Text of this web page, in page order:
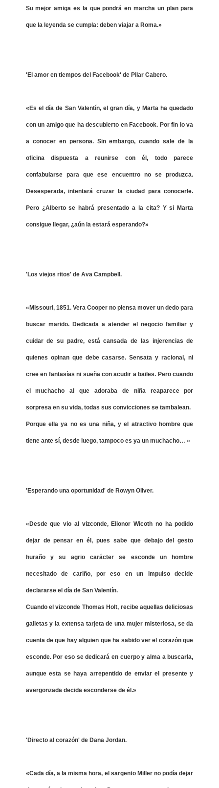
Su mejor amiga es la que pondrá en marcha un plan para
que la leyenda se cumpla: deben viajar a Roma.»
'El amor en tiempos del Facebook' de Pilar Cabero.
«Es el día de San Valentín, el gran día, y Marta ha quedado
con un amigo que ha descubierto en Facebook. Por fin lo va
a conocer en persona. Sin embargo, cuando sale de la
oficina dispuesta a reunirse con él, todo parece
confabularse para que ese encuentro no se produzca.
Desesperada, intentará cruzar la ciudad para conocerle.
Pero ¿Alberto se habrá presentado a la cita? Y si Marta
consigue llegar, ¿aún la estará esperando?»
'Los viejos ritos' de Ava Campbell.
«Missouri, 1851. Vera Cooper no piensa mover un dedo para
buscar marido. Dedicada a atender el negocio familiar y
cuidar de su padre, está cansada de las injerencias de
quienes opinan que debe casarse. Sensata y racional, ni
cree en fantasías ni sueña con acudir a bailes. Pero cuando
el muchacho al que adoraba de niña reaparece por
sorpresa en su vida, todas sus convicciones se tambalean.
Porque ella ya no es una niña, y el atractivo hombre que
tiene ante sí, desde luego, tampoco es ya un muchacho… »
'Esperando una oportunidad' de Rowyn Oliver.
«Desde que vio al vizconde, Elionor Wicoth no ha podido
dejar de pensar en él, pues sabe que debajo del gesto
huraño y su agrio carácter se esconde un hombre
necesitado de cariño, por eso en un impulso decide
declararse el día de San Valentín.
Cuando el vizconde Thomas Holt, recibe aquellas deliciosas
galletas y la extensa tarjeta de una mujer misteriosa, se da
cuenta de que hay alguien que ha sabido ver el corazón que
esconde. Por eso se dedicará en cuerpo y alma a buscarla,
aunque esta se haya arrepentido de enviar el presente y
avergonzada decida esconderse de él.»
'Directo al corazón' de Dana Jordan.
«Cada día, a la misma hora, el sargento Miller no podía dejar